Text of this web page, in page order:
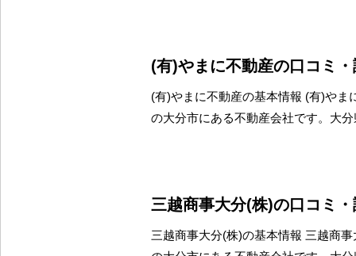
(有)やまに不動産の口コミ
(有)やまに不動産の基本情報 (有)やま
の大分市にある不動産会社です。大
三越商事大分(株)の口コミ
三越商事大分(株)の基本情報 三越商